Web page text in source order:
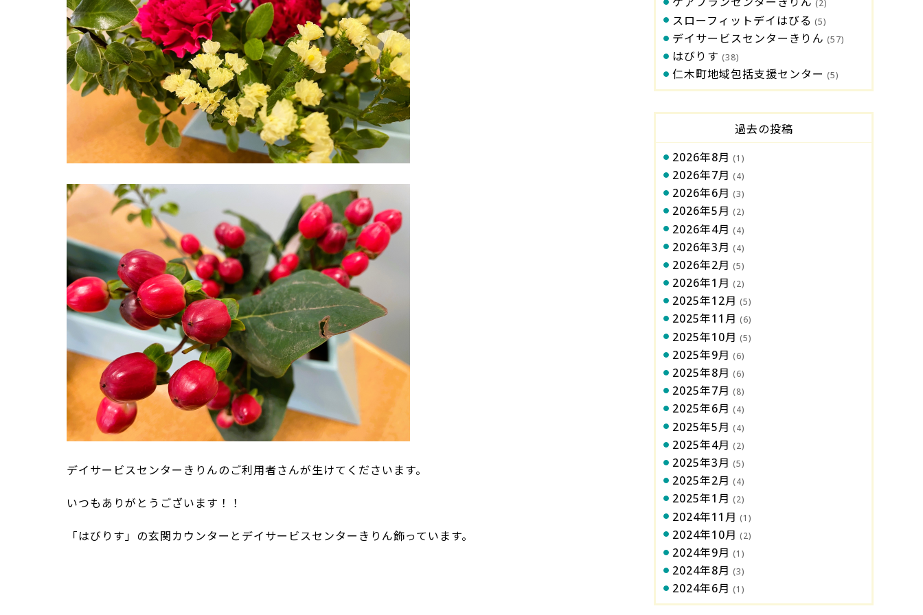
デイサービスセンターきりんのご利用者さんが生けてくださいます。
いつもありがとうございます！！
「はびりす」の玄関カウンターとデイサービスセンターきりん飾っています。
(2)
スローフィットデイはびる (5)
デイサービスセンターきりん (57)
はびりす (38)
仁木町地域包括支援センター (5)
過去の投稿
2026年8月 (1)
2026年7月 (4)
2026年6月 (3)
2026年5月 (2)
2026年4月 (4)
2026年3月 (4)
2026年2月 (5)
2026年1月 (2)
2025年12月 (5)
2025年11月 (6)
2025年10月 (5)
2025年9月 (6)
2025年8月 (6)
2025年7月 (8)
2025年6月 (4)
2025年5月 (4)
2025年4月 (2)
2025年3月 (5)
2025年2月 (4)
2025年1月 (2)
2024年11月 (1)
2024年10月 (2)
2024年9月 (1)
2024年8月 (3)
2024年6月 (1)